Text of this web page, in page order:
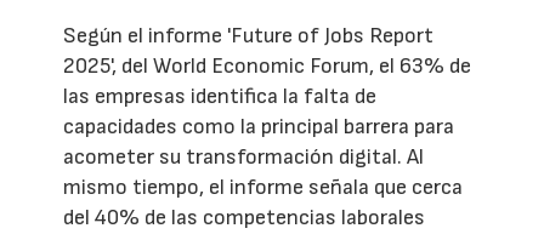
Según el informe 'Future of Jobs Report
2025', del World Economic Forum, el 63% de
las empresas identifica la falta de
capacidades como la principal barrera para
acometer su transformación digital. Al
mismo tiempo, el informe señala que cerca
del 40% de las competencias laborales